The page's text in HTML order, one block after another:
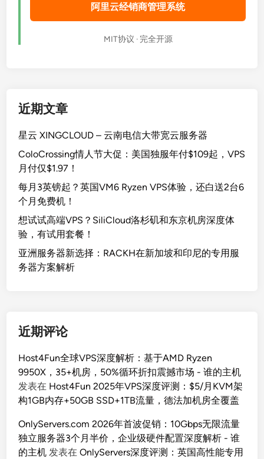
e
t
高
阿里云经销商管理系统
MIT协议 · 完全开源
近期文章
星云 XINGCLOUD – 云南电信大带宽云服务器
ColoCrossing情人节大促：美国独服年付$109起，VPS
月付仅$1.97！
每月3英镑起？英国VM6 Ryzen VPS体验，还白送2台6
个月免费机！
想试试高端VPS？SiliCloud洛杉矶和东京机房深度体
验，有试用套餐！
亚洲服务器新选择：RACKH在新加坡和印尼的专用服
务器方案解析
近期评论
Host4Fun全球VPS深度解析：基于AMD Ryzen
9950X，35+机房，50%循环折扣震撼市场 - 谁的主机
发表在 Host4Fun 2025年VPS深度评测：$5/月KVM架
构1GB内存+50GB SSD+1TB流量，德法加机房全覆盖
OnlyServers.com 2026年首波促销：10Gbps无限流量
独立服务器3个月半价，企业级硬件配置深度解析 - 谁
的主机 发表在OnlyServers深度评测：英国高性能专用